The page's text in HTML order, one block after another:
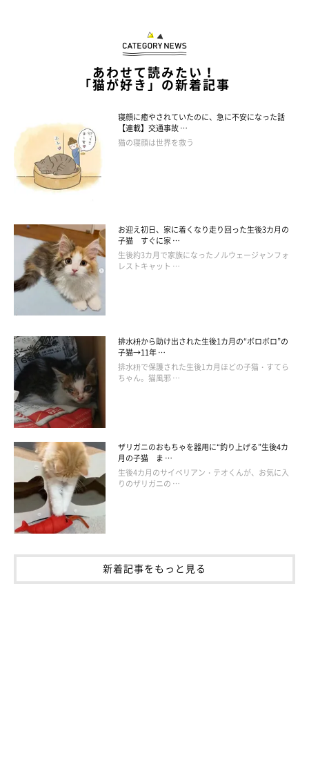
あわせて読みたい！
「猫が好き」の新着記事
寝顔に癒やされていたのに、急に不安になった話
【連載】交通事故 …
猫の寝顔は世界を救う
お迎え初日、家に着くなり走り回った生後3カ月の
子猫 すぐに家 …
生後約3カ月で家族になったノルウェージャンフォ
レストキャット …
排水枡から助け出された生後1カ月の“ボロボロ”の
子猫→11年 …
排水枡で保護された生後1カ月ほどの子猫・すてら
ちゃん。猫風邪 …
ザリガニのおもちゃを器用に“釣り上げる”生後4カ
月の子猫 ま …
生後4カ月のサイベリアン・テオくんが、お気に入
りのザリガニの …
新着記事をもっと見る